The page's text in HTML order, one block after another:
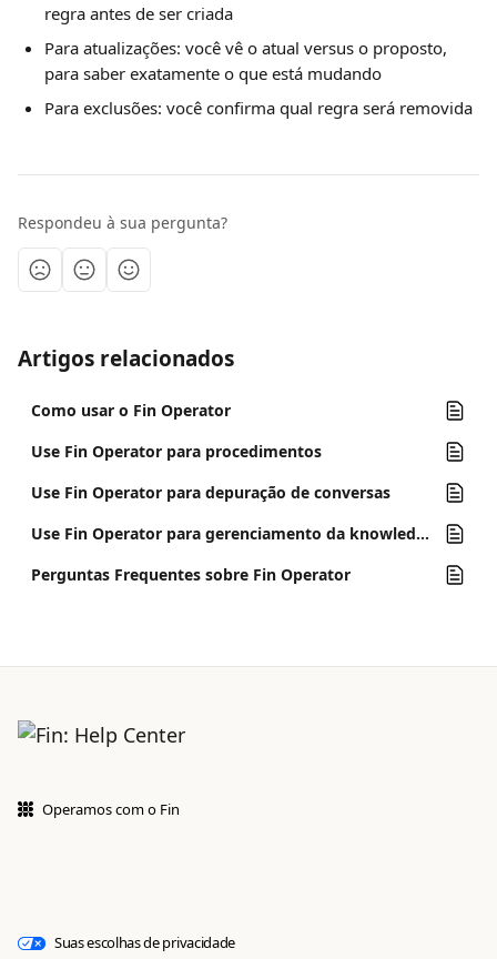
regra antes de ser criada
Para atualizações: você vê o atual versus o proposto,
para saber exatamente o que está mudando
Para exclusões: você confirma qual regra será removida
Respondeu à sua pergunta?
Artigos relacionados
Como usar o Fin Operator
Use Fin Operator para procedimentos
Use Fin Operator para depuração de conversas
Use Fin Operator para gerenciamento da knowledge base
Perguntas Frequentes sobre Fin Operator
Operamos com o Fin
Suas escolhas de privacidade